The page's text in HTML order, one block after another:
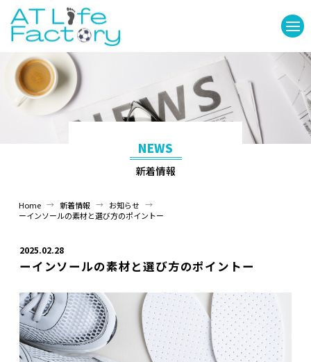
NEWS
新着情報
Home → 新着情報 → お知らせ →
ーインソールの素材と選び方のポイントー
2025.02.28
ーインソールの素材と選び方のポイントー